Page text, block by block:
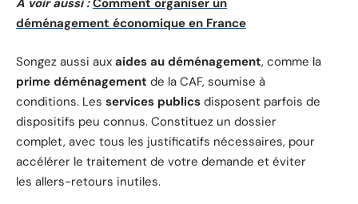
A voir aussi : Comment organiser un
déménagement économique en France
Songez aussi aux aides au déménagement, comme la
prime déménagement de la CAF, soumise à
conditions. Les services publics disposent parfois de
dispositifs peu connus. Constituez un dossier
complet, avec tous les justificatifs nécessaires, pour
accélérer le traitement de votre demande et éviter
les allers-retours inutiles.